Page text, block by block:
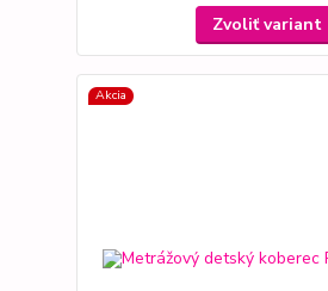
Zvoliť variant
Akcia